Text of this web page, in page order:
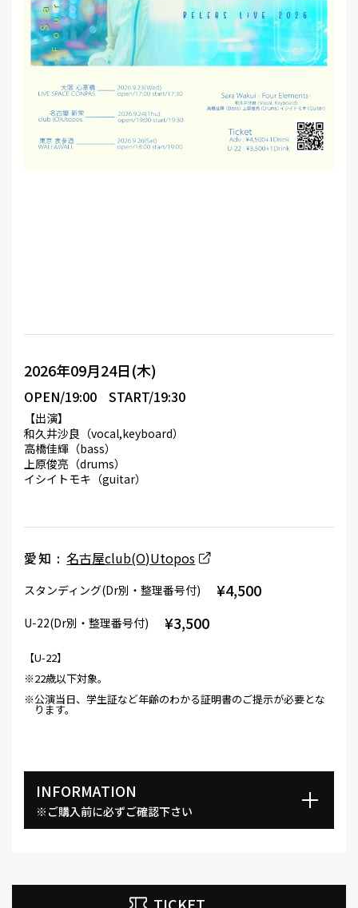
2026年09月24日(木)
OPEN/19:00 START/19:30
【出演】
和久井沙良（vocal,keyboard）
高橋佳輝（bass）
上原俊亮（drums）
イシイトモキ（guitar）
愛知 : 名古屋club(O)Utopos
スタンディング(Dr別・整理番号付) ¥4,500
U-22(Dr別・整理番号付) ¥3,500
【U-22】
※22歳以下対象。
※公演当日、学生証など年齢のわかる証明書のご提示が必要とな
ります。
INFORMATION
※ご購入前に必ずご確認下さい